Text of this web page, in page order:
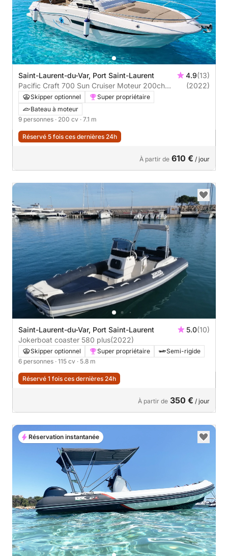
Saint-Laurent-du-Var, Port Saint-Laurent 4.9(13)
Pacific Craft 700 Sun Cruiser Moteur 200ch
Yamaha année 2022
(2022)
Skipper optionnel
Super propriétaire
Bateau à moteur
9 personnes · 200 cv · 7.1 m
Réservé 5 fois ces dernières 24h
À partir de 610 € / jour
Saint-Laurent-du-Var, Port Saint-Laurent 5.0(10)
Jokerboat coaster 580 plus(2022)
Skipper optionnel Super propriétaire
Semi-rigide
6 personnes · 115 cv · 5.8 m
Réservé 1 fois ces dernières 24h
À partir de 350 € / jour
Réservation instantanée